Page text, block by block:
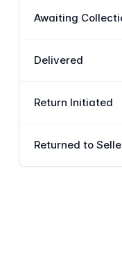
Awaiting
Delivered
Return Initiated
Returned to